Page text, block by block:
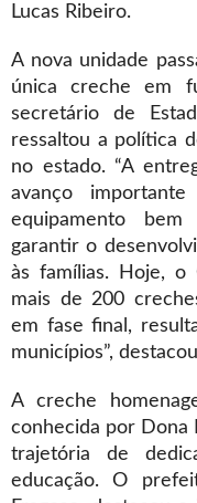
Lucas Ribeiro.
A nova unidade
única creche em
secretário de
ressaltou a política
no estado. “A
avanço
equipamento
garantir o
às famílias. Hoje, o
mais de 200
em fase final,
municípios”,
A creche
conhecida por Dona
trajetória de
educação. O